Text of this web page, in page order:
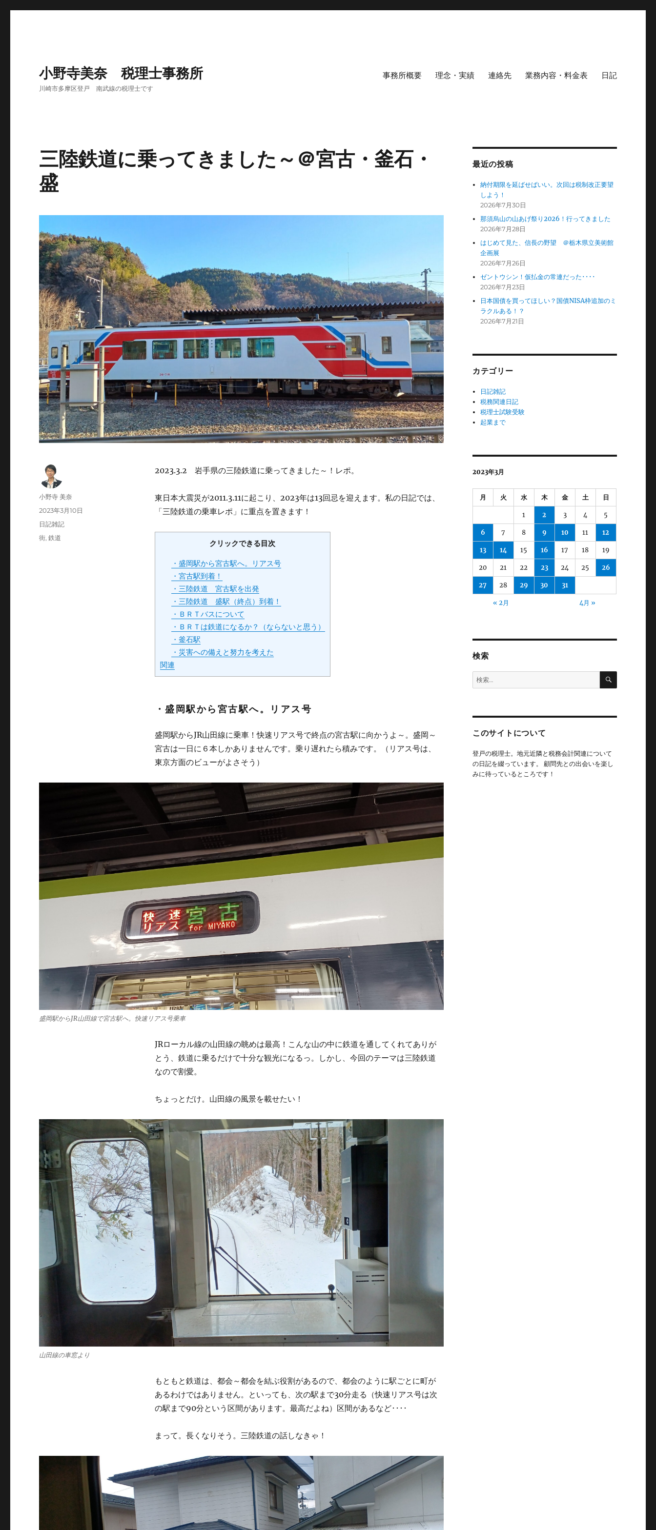
小野寺美奈 税理士事務所
川崎市多摩区登戸 南武線の税理士です
事務所概要 理念・実績 連絡先 業務内容・料金表 日記
三陸鉄道に乗ってきました～＠宮古・釜石・
盛
2023.3.2 岩手県の三陸鉄道に乗ってきました～！レポ。
東日本大震災が2011.3.11に起こり、2023年は13回忌を迎えます。私の日記では、
「三陸鉄道の乗車レポ」に重点を置きます！
クリックできる目次
・盛岡駅から宮古駅へ。リアス号
・宮古駅到着！
・三陸鉄道 宮古駅を出発
・三陸鉄道 盛駅（終点）到着！
・ＢＲＴバスについて
・ＢＲＴは鉄道になるか？（ならないと思う）
・釜石駅
・災害への備えと努力を考えた
関連
・盛岡駅から宮古駅へ。リアス号
盛岡駅からJR山田線に乗車！快速リアス号で終点の宮古駅に向かうよ～。盛岡～
宮古は一日に６本しかありませんです。乗り遅れたら積みです。（リアス号は、
東京方面のビューがよさそう）
盛岡駅からJR山田線で宮古駅へ。快速リアス号乗車
JRローカル線の山田線の眺めは最高！こんな山の中に鉄道を通してくれてありが
とう、鉄道に乗るだけで十分な観光になるっ。しかし、今回のテーマは三陸鉄道
なので割愛。
ちょっとだけ。山田線の風景を載せたい！
山田線の車窓より
もともと鉄道は、都会～都会を結ぶ役割があるので、都会のように駅ごとに町が
あるわけではありません。といっても、次の駅まで30分走る（快速リアス号は次
の駅まで90分という区間があります。最高だよね）区間があるなど････
まって。長くなりそう。三陸鉄道の話しなきゃ！
投
小野寺 美奈
投
稿
2023年3月10日
カ
テ
日記雑記
タ
街,鉄道
最近の投稿
納付期限を延ばせばいい。次回は税制改正要望
しよう！
2026年7月30日
那須烏山の山あげ祭り2026！行ってきました
2026年7月28日
はじめて見た、信長の野望 ＠栃木県立美術館
企画展
2026年7月26日
ゼントウシン！仮払金の常連だった････
2026年7月23日
日本国債を買ってほしい？国債NISA枠追加のミ
ラクルある！？
2026年7月21日
カテゴリー
日記雑記
税務関連日記
税理士試験受験
起業まで
2023年3月
月 火 水 木 金 土 日
1 2 3 4 5
6 7 8 9 10 11 12
13 14 15 16 17 18 19
20 21 22 23 24 25 26
27 28 29 30 31
« 2月 4月 »
検索
検
索:
検
このサイトについて
登戸の税理士。地元近隣と税務会計関連について
の日記を綴っています。 顧問先との出会いを楽し
みに待っているところです！